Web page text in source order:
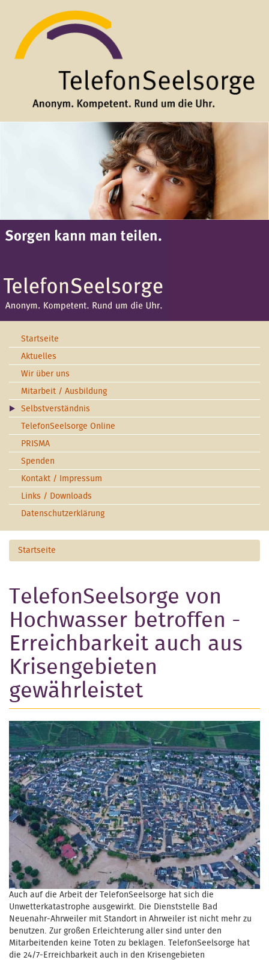
Startseite
Aktuelles
Wir über uns
Mitarbeit / Ausbildung
Selbstverständnis
TelefonSeelsorge Online
PRISMA
Spenden
Kontakt / Impressum
Links / Downloads
Datenschutzerklärung
Startseite
TelefonSeelsorge von
Hochwasser betroffen -
Erreichbarkeit auch aus
Krisengebieten
gewährleistet
Auch auf die Arbeit der TelefonSeelsorge hat sich die
Unwetterkatastrophe ausgewirkt. Die Dienststelle Bad
Neuenahr-Ahrweiler mit Standort in Ahrweiler ist nicht mehr zu
benutzen. Zur großen Erleichterung aller sind unter den
Mitarbeitenden keine Toten zu beklagen. TelefonSeelsorge hat
die 24/7-Erreichbarkeit auch in den Krisengebieten